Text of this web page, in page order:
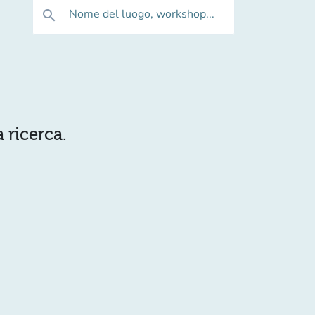
search Nome del luogo, workshop...
ricerca.